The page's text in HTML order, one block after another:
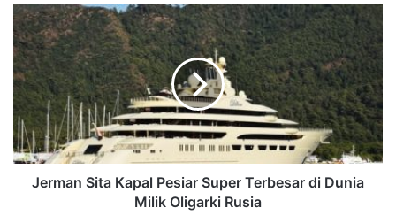
Jerman Sita Kapal Pesiar Super Terbesar di Dunia
Milik Oligarki Rusia